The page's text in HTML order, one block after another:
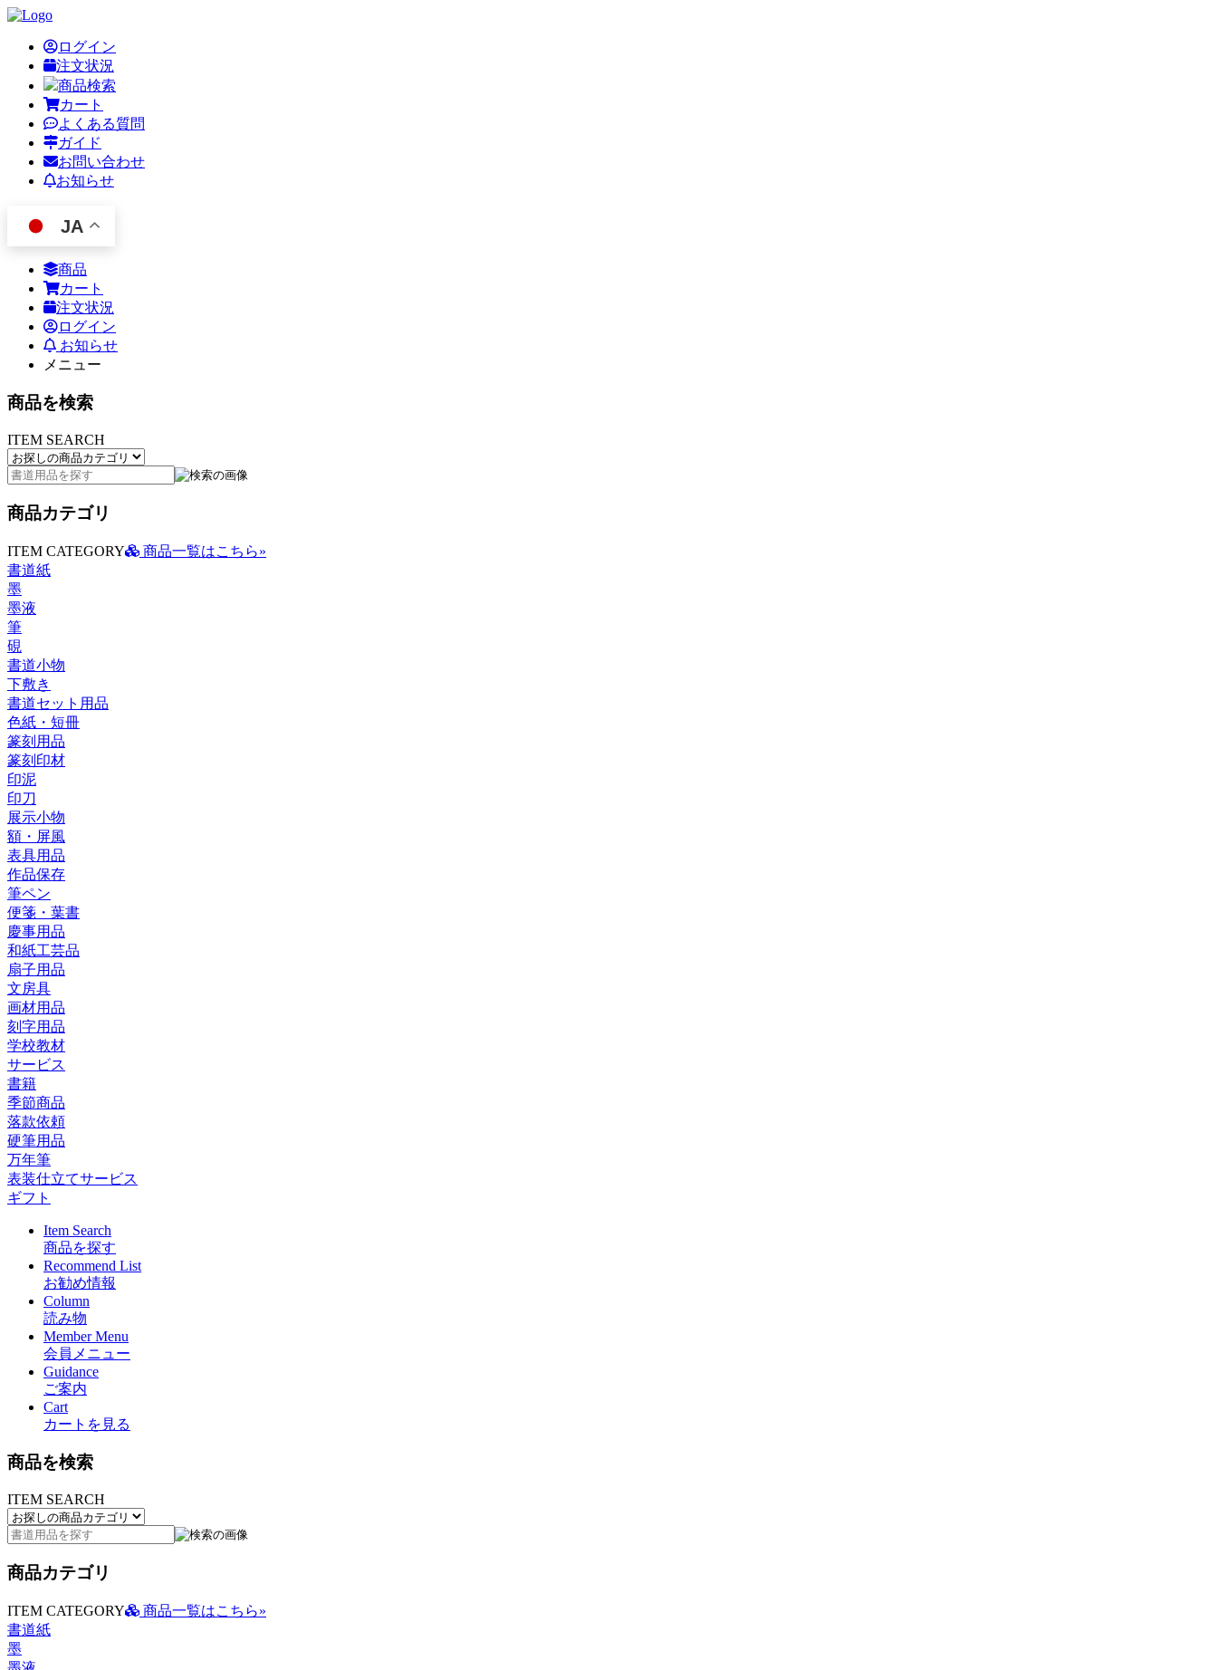
ログイン
注文状況
商品検索
カート
よくある質問
ガイド
お問い合わせ
お知らせ
JA
商品
カート
注文状況
ログイン
お知らせ
メニュー
商品を検索
ITEM SEARCH
商品カテゴリ
ITEM CATEGORY
商品一覧はこちら»
書道紙
墨
墨液
筆
硯
書道小物
下敷き
書道セット用品
色紙・短冊
篆刻用品
篆刻印材
印泥
印刀
展示小物
額・屏風
表具用品
作品保存
筆ペン
便箋・葉書
慶事用品
和紙工芸品
扇子用品
文房具
画材用品
刻字用品
学校教材
サービス
書籍
季節商品
落款依頼
硬筆用品
万年筆
表装仕立てサービス
ギフト
Item Search
商品を探す
Recommend List
お勧め情報
Column
読み物
Member Menu
会員メニュー
Guidance
ご案内
Cart
カートを見る
商品を検索
ITEM SEARCH
商品カテゴリ
ITEM CATEGORY
商品一覧はこちら»
書道紙
墨